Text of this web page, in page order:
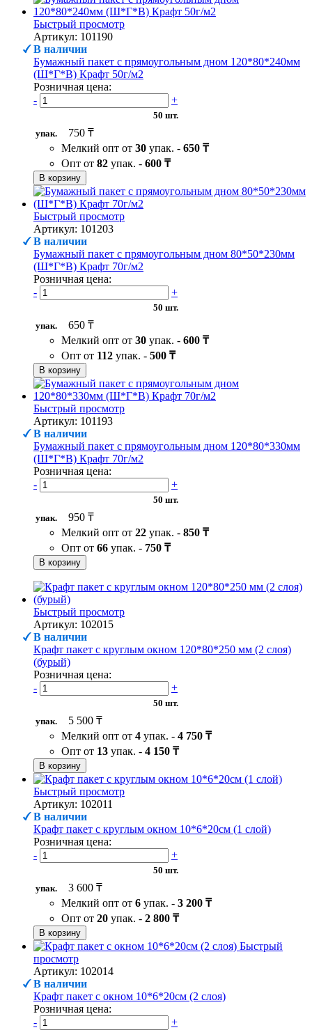
Быстрый просмотр
Артикул: 101190
В наличии
Бумажный пакет с прямоугольным дном 120*80*240мм
(Ш*Г*В) Крафт 50г/м2
Розничная цена:
-
+
50 шт.
упак.
750 ₸
Мелкий опт от 30 упак. - 650 ₸
Опт от 82 упак. - 600 ₸
В корзину
Быстрый просмотр
Артикул: 101203
В наличии
Бумажный пакет с прямоугольным дном 80*50*230мм
(Ш*Г*В) Крафт 70г/м2
Розничная цена:
-
+
50 шт.
упак.
650 ₸
Мелкий опт от 30 упак. - 600 ₸
Опт от 112 упак. - 500 ₸
В корзину
Быстрый просмотр
Артикул: 101193
В наличии
Бумажный пакет с прямоугольным дном 120*80*330мм
(Ш*Г*В) Крафт 70г/м2
Розничная цена:
-
+
50 шт.
упак.
950 ₸
Мелкий опт от 22 упак. - 850 ₸
Опт от 66 упак. - 750 ₸
В корзину
Быстрый просмотр
Артикул: 102015
В наличии
Крафт пакет с круглым окном 120*80*250 мм (2 слоя)
(бурый)
Розничная цена:
-
+
50 шт.
упак.
5 500 ₸
Мелкий опт от 4 упак. - 4 750 ₸
Опт от 13 упак. - 4 150 ₸
В корзину
Быстрый просмотр
Артикул: 102011
В наличии
Крафт пакет с круглым окном 10*6*20см (1 слой)
Розничная цена:
-
+
50 шт.
упак.
3 600 ₸
Мелкий опт от 6 упак. - 3 200 ₸
Опт от 20 упак. - 2 800 ₸
В корзину
Быстрый
просмотр
Артикул: 102014
В наличии
Крафт пакет с окном 10*6*20см (2 слоя)
Розничная цена:
-
+